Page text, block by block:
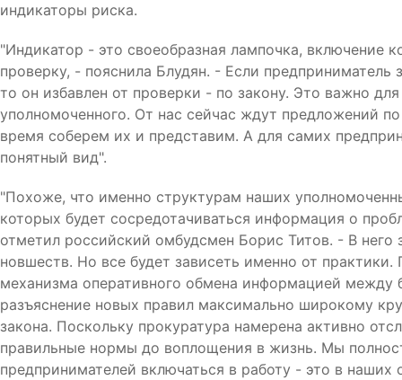
индикаторы риска.
"Индикатор - это своеобразная лампочка, включение
проверку, - пояснила Блудян. - Если предприниматель
то он избавлен от проверки - по закону. Это важно
уполномоченного. От нас сейчас ждут предложений
время соберем их и представим. А для самих
понятный вид".
"Похоже, что именно структурам наших
которых будет сосредотачиваться информация о
отметил российский омбудсмен Борис Титов. - В него
новшеств. Но все будет зависеть именно от
механизма оперативного обмена информацией
разъяснение новых правил максимально широкому
закона. Поскольку прокуратура намерена активно
правильные нормы до воплощения в жизнь. Мы
предпринимателей включаться в работу - это в наших